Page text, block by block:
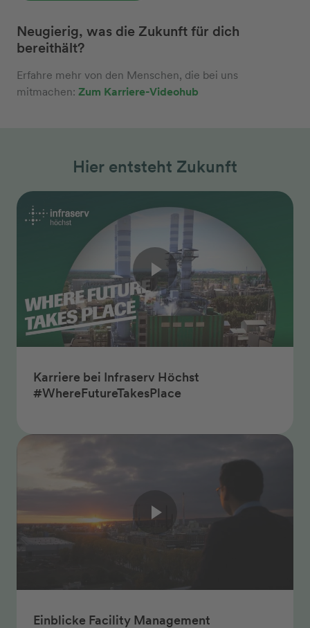
Neugierig, was die Zukunft für dich
bereithält?
Erfahre mehr von den Menschen, die bei uns
mitmachen: Zum Karriere-Videohub
Hier entsteht Zukunft
Karriere bei Infraserv Höchst
#WhereFutureTakesPlace
Einblicke Facility Management